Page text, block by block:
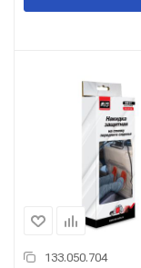
133.050.704